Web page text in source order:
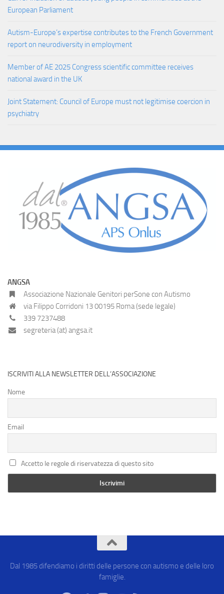
European Parliament
Autism-Europe’s expertise contributes to the French Government
report on neurodiversity in employment
Member of AE 2025 Congress scientific committee receives
national award in the UK
Joint Statement: Council of Europe must not legitimise coercion in
psychiatry
ANGSA
Associazione Nazionale Genitori perSone con Autismo
via Filippo Corridoni 13 00195 Roma (sede legale)
339 7237488
segreteria (at) angsa.it
ISCRIVITI ALLA NEWSLETTER DELL’ASSOCIAZIONE
Nome
Email
Accetto le regole di riservatezza di questo sito
Dal 1985 difendiamo i diritti delle persone con autismo e delle loro
famiglie.